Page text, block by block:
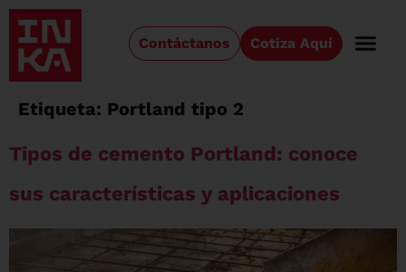
Cotiza Aquí
Contáctanos
Etiqueta: Portland tipo 2
Tipos de cemento Portland: conoce
sus características y aplicaciones